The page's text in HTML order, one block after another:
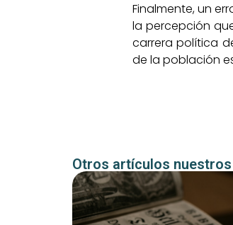
Finalmente, un
la percepción
carrera política
de la población
Otros artículos nuestros